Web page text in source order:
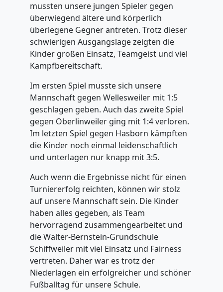
mussten unsere jungen Spieler gegen
überwiegend ältere und körperlich
überlegene Gegner antreten. Trotz dieser
schwierigen Ausgangslage zeigten die
Kinder großen Einsatz, Teamgeist und viel
Kampfbereitschaft.
Im ersten Spiel musste sich unsere
Mannschaft gegen Wellesweiler mit 1:5
geschlagen geben. Auch das zweite Spiel
gegen Oberlinweiler ging mit 1:4 verloren.
Im letzten Spiel gegen Hasborn kämpften
die Kinder noch einmal leidenschaftlich
und unterlagen nur knapp mit 3:5.
Auch wenn die Ergebnisse nicht für einen
Turniererfolg reichten, können wir stolz
auf unsere Mannschaft sein. Die Kinder
haben alles gegeben, als Team
hervorragend zusammengearbeitet und
die Walter-Bernstein-Grundschule
Schiffweiler mit viel Einsatz und Fairness
vertreten. Daher war es trotz der
Niederlagen ein erfolgreicher und schöner
Fußballtag für unsere Schule.